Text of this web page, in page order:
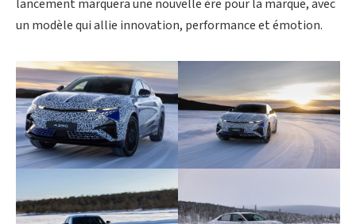
lancement marquera une nouvelle ère pour la marque, avec
un modèle qui allie innovation, performance et émotion.